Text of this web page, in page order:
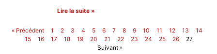
Lire la suite »
« Précédent 1 2 3 4 5 6 7 8 9 10 11 12 13
14
15
16 17 18 19 20 21 22 23 24 25 26
27
Suivant »